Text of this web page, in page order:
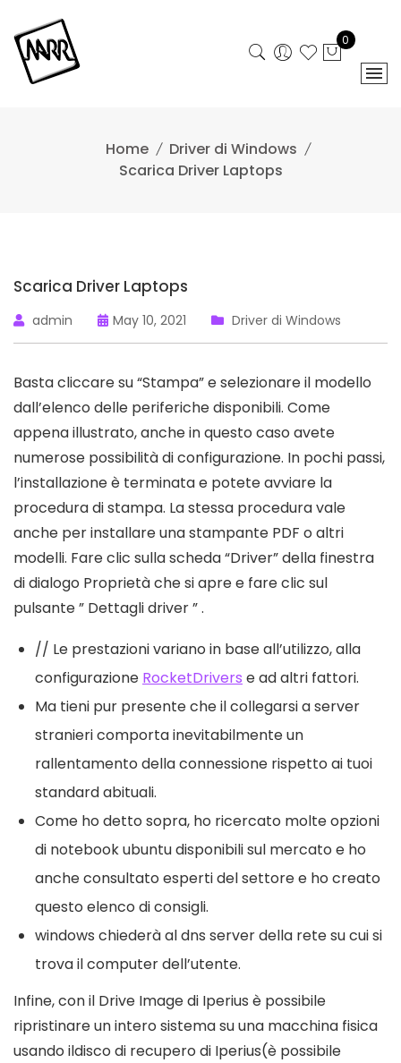
content
0
Home
Driver di Windows
Scarica Driver Laptops
Scarica Driver Laptops
admin May 10, 2021 Driver di Windows
Basta cliccare su “Stampa” e selezionare il modello
dall’elenco delle periferiche disponibili. Come
appena illustrato, anche in questo caso avete
numerose possibilità di configurazione. In pochi passi,
l’installazione è terminata e potete avviare la
procedura di stampa. La stessa procedura vale
anche per installare una stampante PDF o altri
modelli. Fare clic sulla scheda “Driver” della finestra
di dialogo Proprietà che si apre e fare clic sul
pulsante ” Dettagli driver ” .
// Le prestazioni variano in base all’utilizzo, alla
configurazione RocketDrivers e ad altri fattori.
Ma tieni pur presente che il collegarsi a server
stranieri comporta inevitabilmente un
rallentamento della connessione rispetto ai tuoi
standard abituali.
Come ho detto sopra, ho ricercato molte opzioni
di notebook ubuntu disponibili sul mercato e ho
anche consultato esperti del settore e ho creato
questo elenco di consigli.
windows chiederà al dns server della rete su cui si
trova il computer dell’utente.
Infine, con il Drive Image di Iperius è possibile
ripristinare un intero sistema su una macchina fisica
usando ildisco di recupero di Iperius(è possibile